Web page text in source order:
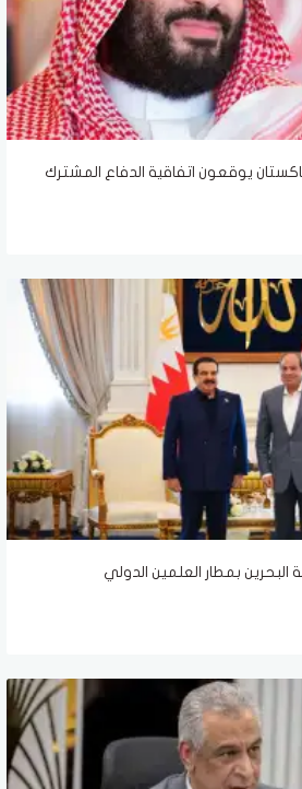
يوقعون اتفاقية الدفاع المشترك
بمطار العلمين الدولي